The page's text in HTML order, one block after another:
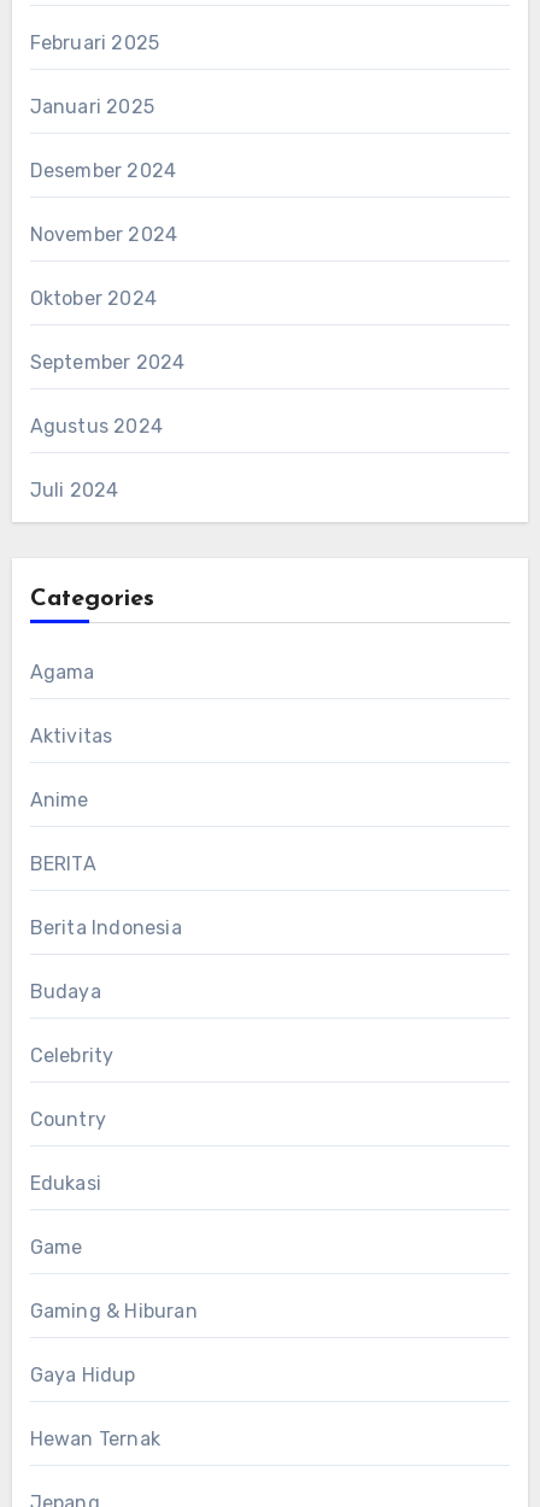
Februari 2025
Januari 2025
Desember 2024
November 2024
Oktober 2024
September 2024
Agustus 2024
Juli 2024
Categories
Agama
Aktivitas
Anime
BERITA
Berita Indonesia
Budaya
Celebrity
Country
Edukasi
Game
Gaming & Hiburan
Gaya Hidup
Hewan Ternak